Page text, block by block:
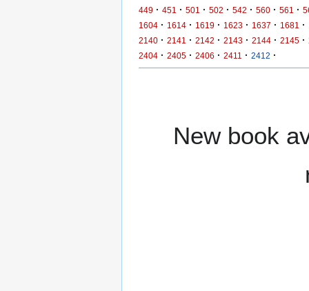
449 · 451 · 501 · 502 · 542 · 560 · 561 ·
1604 · 1614 · 1619 · 1623 · 1637 · 1681 ·
2140 · 2141 · 2142 · 2143 · 2144 · 2145 ·
2404 · 2405 · 2406 · 2411 · 2412 ·
New book